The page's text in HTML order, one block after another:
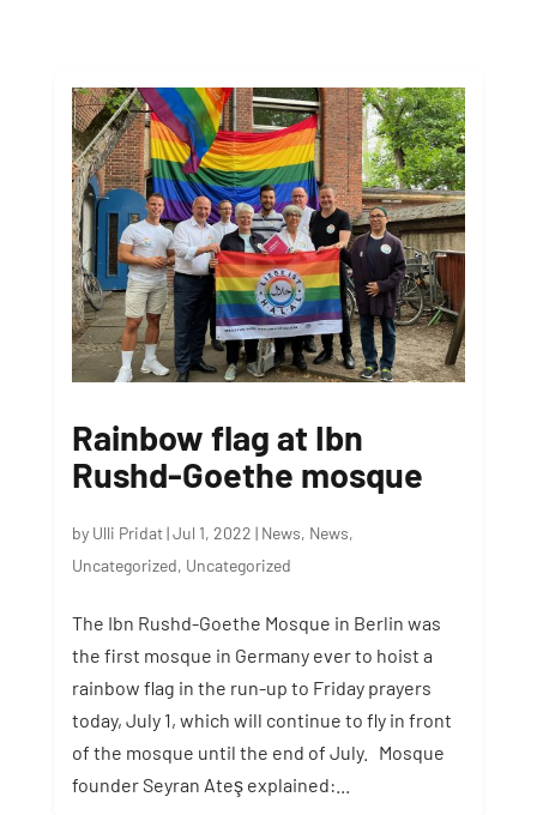
Rainbow flag at Ibn
Rushd-Goethe mosque
by Ulli Pridat|Jul 1, 2022 | News, News,
Uncategorized, Uncategorized
The Ibn Rushd-Goethe Mosque in Berlin was
the first mosque in Germany ever to hoist a
rainbow flag in the run-up to Friday prayers
today, July 1, which will continue to fly in front
of the mosque until the end of July. Mosque
founder Seyran Ateş explained:...